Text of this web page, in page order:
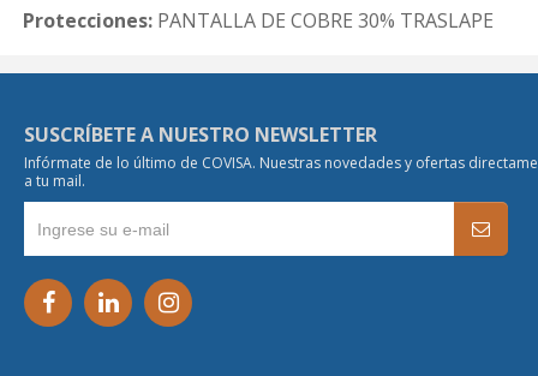
Protecciones: PANTALLA DE COBRE 30% TRASLAPE
SUSCRÍBETE A NUESTRO NEWSLETTER
Infórmate de lo último de COVISA. Nuestras novedades y ofertas
a tu mail.